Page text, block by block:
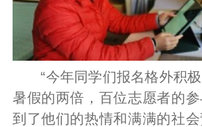
“今年同学们报名格外积极
暑假的两倍，百位志愿者的
到了他们的热情和满满的社